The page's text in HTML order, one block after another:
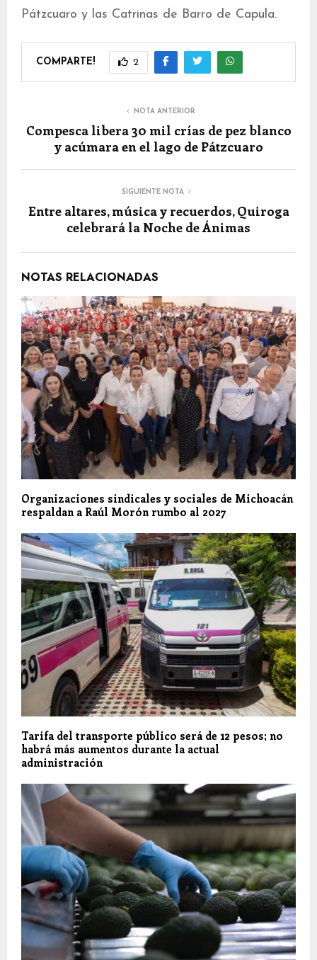
Pátzcuaro y las Catrinas de Barro de Capula.
COMPARTE! 2
NOTA ANTERIOR
Compesca libera 30 mil crías de pez blanco
y acúmara en el lago de Pátzcuaro
SIGUIENTE NOTA
Entre altares, música y recuerdos, Quiroga
celebrará la Noche de Ánimas
NOTAS RELACIONADAS
Organizaciones sindicales y sociales de Michoacán
respaldan a Raúl Morón rumbo al 2027
Tarifa del transporte público será de 12 pesos; no
habrá más aumentos durante la actual
administración